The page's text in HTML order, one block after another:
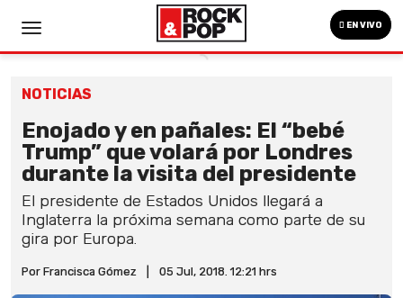
EN VIVO
NOTICIAS
Enojado y en pañales: El “bebé
Trump” que volará por Londres
durante la visita del presidente
El presidente de Estados Unidos llegará a
Inglaterra la próxima semana como parte de su
gira por Europa.
Por Francisca Gómez 05 Jul, 2018. 12:21 hrs